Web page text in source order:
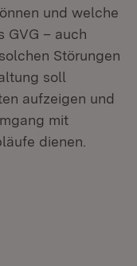
und welche
GVG – auch
Störungen
soll
aufzeigen und
mit
dienen.